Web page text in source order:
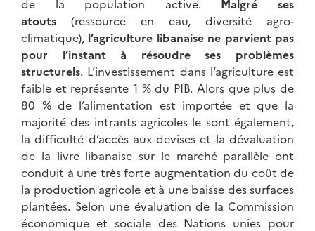
de la population active. Malgré ses
atouts (ressource en eau, diversité agro-
climatique), l’agriculture libanaise ne parvient pas
pour l’instant à résoudre ses problèmes
structurels. L’investissement dans l’agriculture est
faible et représente 1 % du PIB. Alors que plus de
80 % de l’alimentation est importée et que la
majorité des intrants agricoles le sont également,
la difficulté d’accès aux devises et la dévaluation
de la livre libanaise sur le marché parallèle ont
conduit à une très forte augmentation du coût de
la production agricole et à une baisse des surfaces
plantées. Selon une évaluation de la Commission
économique et sociale des Nations unies pour